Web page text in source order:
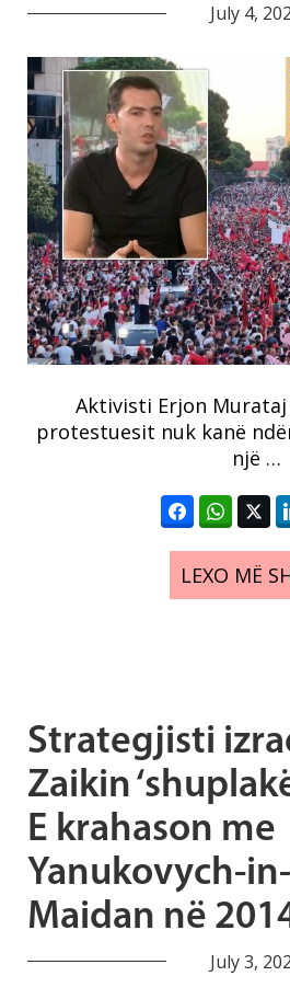
July 4,
Aktivisti Erjon
protestuesit nuk kanë
një …
LEXO MË
Strategjisti
Zaikin
E krahason me
Yanukovych-
Maidan në
July 3,